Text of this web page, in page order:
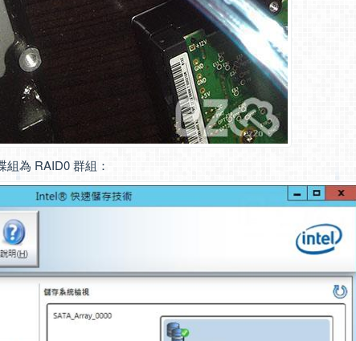
為 RAID0 群組：